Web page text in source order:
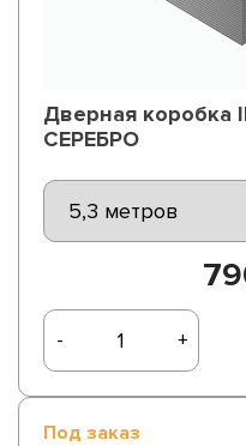
Дверная коробка
СЕРЕБРО
- +
Под заказ